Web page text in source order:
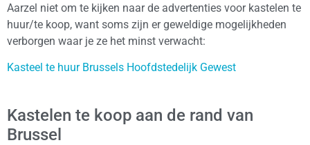
Aarzel niet om te kijken naar de advertenties voor kastelen te
huur/te koop, want soms zijn er geweldige mogelijkheden
verborgen waar je ze het minst verwacht:
Kasteel te huur Brussels Hoofdstedelijk Gewest
Kastelen te koop aan de rand van
Brussel